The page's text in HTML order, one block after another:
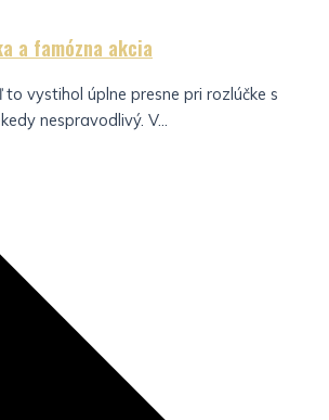
a famózna akcia
vystihol úplne presne pri rozlúčke s
nespravodlivý. V...